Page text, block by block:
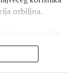
ozbiljna.
odnosno
rizicima koji